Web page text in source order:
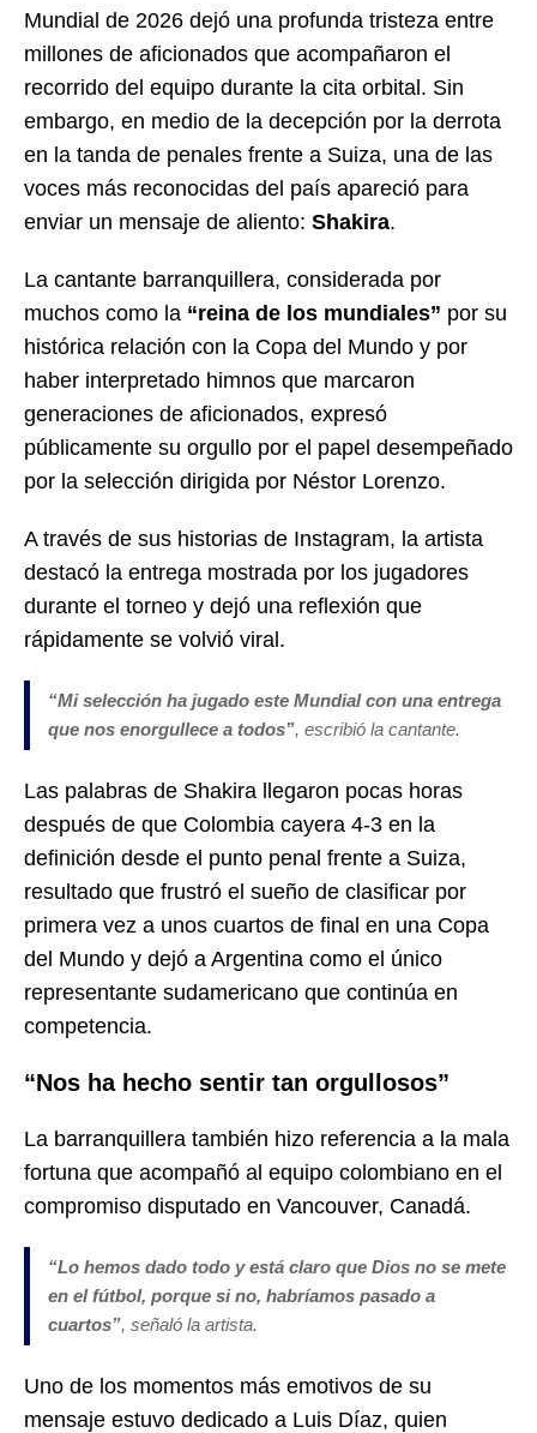
Mundial de 2026 dejó una profunda tristeza entre
millones de aficionados que acompañaron el
recorrido del equipo durante la cita orbital. Sin
embargo, en medio de la decepción por la derrota
en la tanda de penales frente a Suiza, una de las
voces más reconocidas del país apareció para
enviar un mensaje de aliento: Shakira.
La cantante barranquillera, considerada por
muchos como la “reina de los mundiales” por su
histórica relación con la Copa del Mundo y por
haber interpretado himnos que marcaron
generaciones de aficionados, expresó
públicamente su orgullo por el papel desempeñado
por la selección dirigida por Néstor Lorenzo.
A través de sus historias de Instagram, la artista
destacó la entrega mostrada por los jugadores
durante el torneo y dejó una reflexión que
rápidamente se volvió viral.
“Mi selección ha jugado este Mundial con una entrega
que nos enorgullece a todos”, escribió la cantante.
Las palabras de Shakira llegaron pocas horas
después de que Colombia cayera 4-3 en la
definición desde el punto penal frente a Suiza,
resultado que frustró el sueño de clasificar por
primera vez a unos cuartos de final en una Copa
del Mundo y dejó a Argentina como el único
representante sudamericano que continúa en
competencia.
“Nos ha hecho sentir tan orgullosos”
La barranquillera también hizo referencia a la mala
fortuna que acompañó al equipo colombiano en el
compromiso disputado en Vancouver, Canadá.
“Lo hemos dado todo y está claro que Dios no se mete
en el fútbol, porque si no, habríamos pasado a
cuartos”, señaló la artista.
Uno de los momentos más emotivos de su
mensaje estuvo dedicado a Luis Díaz, quien